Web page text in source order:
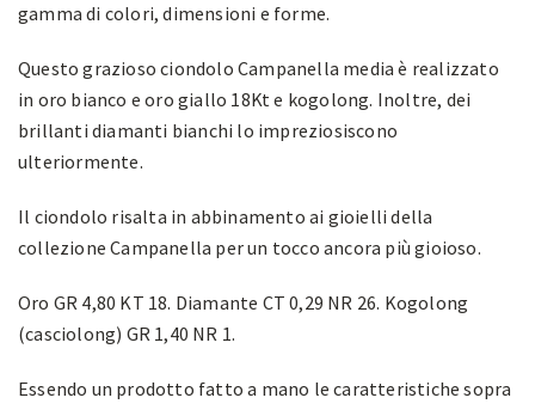
gamma di colori, dimensioni e forme.
Questo grazioso ciondolo Campanella media è realizzato
in oro bianco e oro giallo 18Kt e kogolong. Inoltre, dei
brillanti diamanti bianchi lo impreziosiscono
ulteriormente.
Il ciondolo risalta in abbinamento ai gioielli della
collezione Campanella per un tocco ancora più gioioso.
Oro GR 4,80 KT 18. Diamante CT 0,29 NR 26. Kogolong
(casciolong) GR 1,40 NR 1.
Essendo un prodotto fatto a mano le caratteristiche sopra